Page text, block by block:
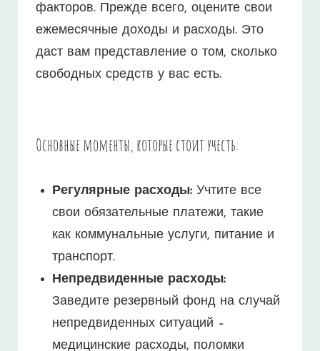
факторов. Прежде всего, оцените свои
ежемесячные доходы и расходы. Это
даст вам представление о том, сколько
свободных средств у вас есть.
Основные моменты, которые стоит учесть:
Регулярные расходы:Учтите все
свои обязательные платежи, такие
как коммунальные услуги, питание и
транспорт.
Непредвиденные расходы:
Заведите резервный фонд на случай
непредвиденных ситуаций –
медицинские расходы, поломки